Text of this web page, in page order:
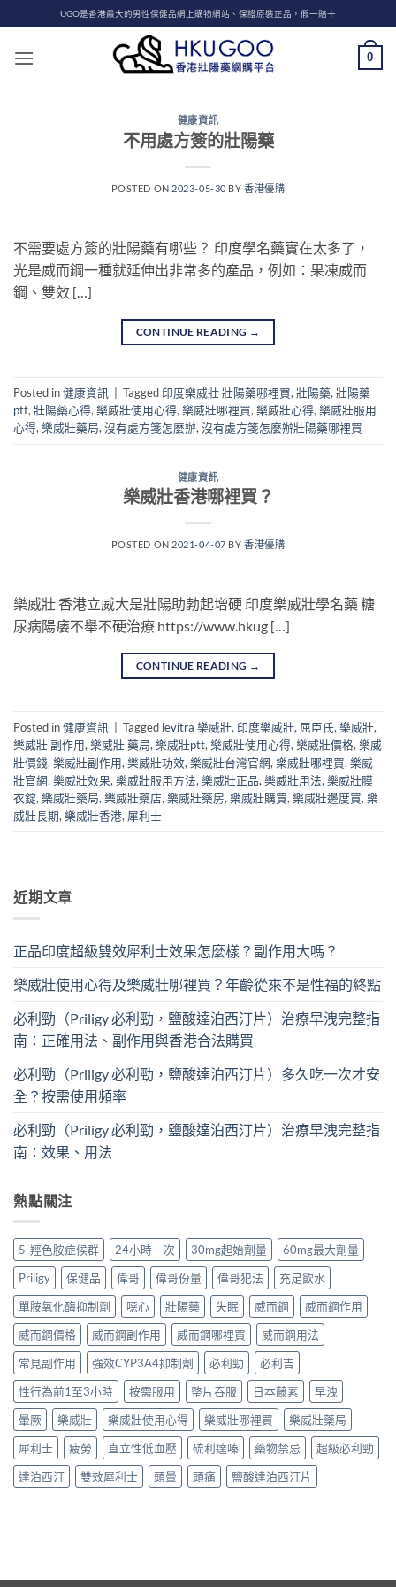
to
content
UGO是香港最大的男性保健品網上購物網站、保證原裝正品，假一賠十
0
健康資訊
不用處方簽的壯陽藥
POSTED ON 2023-05-30 BY香港優購
不需要處方簽的壯陽藥有哪些？ 印度學名藥實在太多了，
光是威而鋼一種就延伸出非常多的產品，例如：果凍威而
鋼、雙效 […]
CONTINUE READING →
Posted in健康資訊 Tagged 印度樂威壯 壯陽藥哪裡買, 壯陽藥, 壯陽藥
ptt, 壯陽藥心得, 樂威壯使用心得, 樂威壯哪裡買, 樂威壯心得, 樂威壯服用
心得, 樂威壯藥局, 沒有處方箋怎麼辦, 沒有處方箋怎麼辦壯陽藥哪裡買
健康資訊
樂威壯香港哪裡買？
POSTED ON 2021-04-07 BY香港優購
樂威壯 香港立威大是壯陽助勃起增硬 印度樂威壯學名藥 糖
尿病陽痿不舉不硬治療 https://www.hkug […]
CONTINUE READING →
Posted in健康資訊 Tagged levitra 樂威壯, 印度樂威壯, 屈臣氏, 樂威壯,
樂威壯 副作用, 樂威壯 藥局, 樂威壯ptt, 樂威壯使用心得, 樂威壯價格, 樂威
壯價錢, 樂威壯副作用, 樂威壯功效, 樂威壯台灣官網, 樂威壯哪裡買, 樂威
壯官網, 樂威壯效果, 樂威壯服用方法, 樂威壯正品, 樂威壯用法, 樂威壯膜
衣錠, 樂威壯藥局, 樂威壯藥店, 樂威壯藥房, 樂威壯購買, 樂威壯邊度買, 樂
威壯長期, 樂威壯香港, 犀利士
近期文章
正品印度超級雙效犀利士效果怎麼樣？副作用大嗎？
樂威壯使用心得及樂威壯哪裡買？年齡從來不是性福的終點
必利勁（Priligy 必利勁，鹽酸達泊西汀片）治療早洩完整指
南：正確用法、副作用與香港合法購買
必利勁（Priligy 必利勁，鹽酸達泊西汀片）多久吃一次才安
全？按需使用頻率
必利勁（Priligy 必利勁，鹽酸達泊西汀片）治療早洩完整指
南：效果、用法
熱點關注
5-羥色胺症候群 24小時一次 30mg起始劑量
60mg最大劑量
Priligy
保健品 偉哥 偉哥份量 偉哥犯法
充足飲水
單胺氧化酶抑制劑
噁心 壯陽藥 失眠 威而鋼
威而鋼作用
威而鋼價格
威而鋼副作用 威而鋼哪裡買
威而鋼用法
常見副作用
強效CYP3A4抑制劑 必利勁
必利吉
性行為前1至3小時
按需服用 整片吞服 日本藤素
早洩
暈厥
樂威壯 樂威壯使用心得 樂威壯哪裡買
樂威壯藥局
犀利士
疲勞 直立性低血壓 硫利達嗪 藥物禁忌
超級必利勁
達泊西汀
雙效犀利士 頭暈 頭痛 鹽酸達泊西汀片